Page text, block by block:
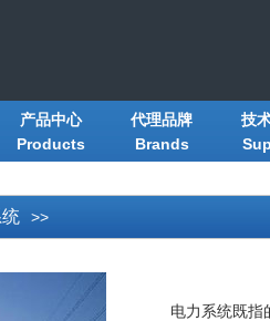
产品中心
Products
代理品牌
Brands
技
>>
电力系统既指